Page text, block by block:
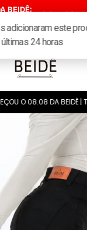
BEIDÊ:
00 : 12 :
Hora(s)
08.08 DA BEIDÊ | TODO